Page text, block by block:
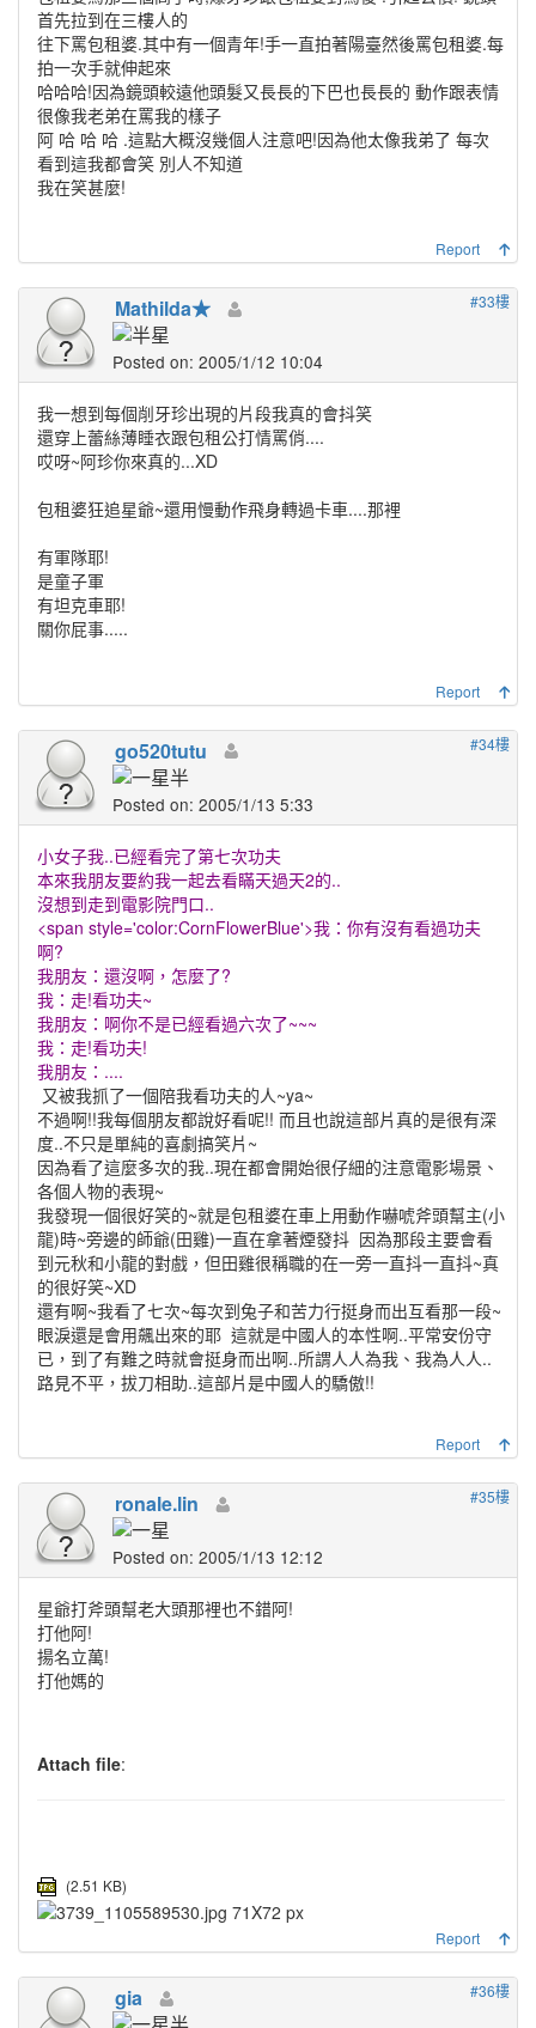
首先拉到在三樓人的
往下罵包租婆.其中有一個青年!手一直拍著陽臺然後罵包租婆.每
拍一次手就伸起來
哈哈哈!因為鏡頭較遠他頭髮又長長的下巴也長長的 動作跟表情
很像我老弟在罵我的樣子
阿 哈 哈 哈 .這點大概沒幾個人注意吧!因為他太像我弟了 每次
看到這我都會笑 別人不知道
我在笑甚麼!
Report
#33樓
Mathilda★
Posted on: 2005/1/12 10:04
我一想到每個削牙珍出現的片段我真的會抖笑
還穿上蕾絲薄睡衣跟包租公打情罵俏....
哎呀~阿珍你來真的...XD
包租婆狂追星爺~還用慢動作飛身轉過卡車....那裡
有軍隊耶!
是童子軍
有坦克車耶!
關你屁事.....
Report
#34樓
go520tutu
Posted on: 2005/1/13 5:33
小女子我..已經看完了第七次功夫
本來我朋友要約我一起去看瞞天過天2的..
沒想到走到電影院門口..
<span style='color:CornFlowerBlue'>我：你有沒有看過功夫
啊?
我朋友：還沒啊，怎麼了?
我：走!看功夫~
我朋友：啊你不是已經看過六次了~~~
我：走!看功夫!
我朋友：....
又被我抓了一個陪我看功夫的人~ya~
不過啊!!我每個朋友都說好看呢!! 而且也說這部片真的是很有深
度..不只是單純的喜劇搞笑片~
因為看了這麼多次的我..現在都會開始很仔細的注意電影場景、
各個人物的表現~
我發現一個很好笑的~就是包租婆在車上用動作嚇唬斧頭幫主(小
龍)時~旁邊的師爺(田雞)一直在拿著煙發抖 因為那段主要會看
到元秋和小龍的對戲，但田雞很稱職的在一旁一直抖一直抖~真
的很好笑~XD
還有啊~我看了七次~每次到兔子和苦力行挺身而出互看那一段~
眼淚還是會用飆出來的耶 這就是中國人的本性啊..平常安份守
已，到了有難之時就會挺身而出啊..所謂人人為我、我為人人..
路見不平，拔刀相助..這部片是中國人的驕傲!!
Report
#35樓
ronale.lin
Posted on: 2005/1/13 12:12
星爺打斧頭幫老大頭那裡也不錯阿!
打他阿!
揚名立萬!
打他媽的
Attach file:
(2.51 KB)
Report
#36樓
gia